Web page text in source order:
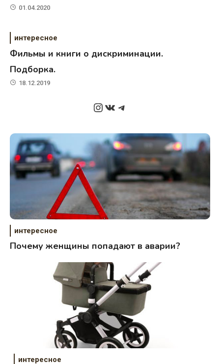
01.04.2020
интересное
Фильмы и книги о дискриминации.
Подборка.
18.12.2019
Instagram
ВКонтакте
Telegram
интересное
Почему женщины попадают в аварии?
интересное